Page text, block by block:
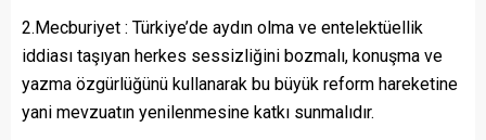
2.Mecburiyet : Türkiye’de aydın olma ve entelektüellik
iddiası taşıyan herkes sessizliğini bozmalı, konuşma ve
yazma özgürlüğünü kullanarak bu büyük reform hareketine
yani mevzuatın yenilenmesine katkı sunmalıdır.